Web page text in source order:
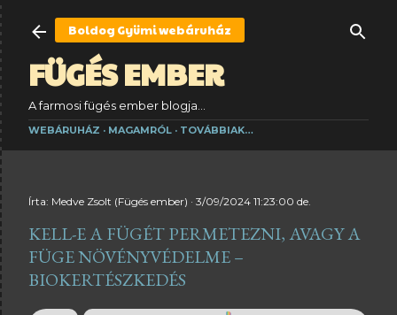
Ugrás a fő tartalomra
FÜGÉS EMBER
A farmosi fügés ember blogja...
Boldog Gyümiwebáruház
WEBÁRUHÁZ MAGAMRÓL TOVÁBBIAK…
Írta: Medve Zsolt (Fügés ember) 3/09/2024 11:23:00 de.
KELL-E A FÜGÉT PERMETEZNI, AVAGY A
FÜGE NÖVÉNYVÉDELME –
BIOKERTÉSZKEDÉS